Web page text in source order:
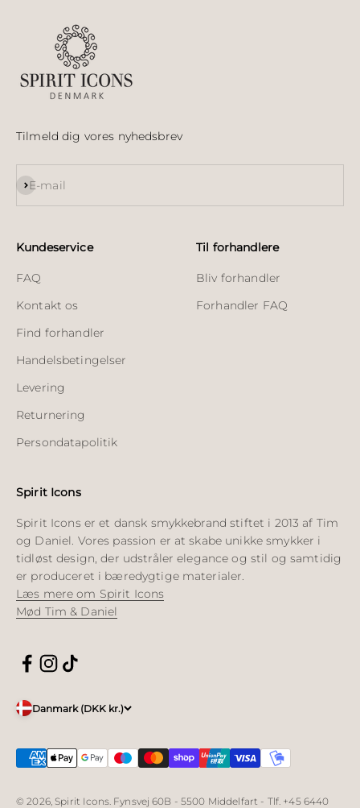
Tilmeld dig vores nyhedsbrev
E-mail
Abonnér
Kundeservice
FAQ
Kontakt os
Find forhandler
Handelsbetingelser
Levering
Returnering
Persondatapolitik
Til forhandlere
Bliv forhandler
Forhandler FAQ
Spirit Icons
Spirit Icons er et dansk smykkebrand stiftet i 2013 af Tim
og Daniel. Vores passion er at skabe unikke smykker i
tidløst design, der udstråler elegance og stil og samtidig
er produceret i bæredygtige materialer.
Læs mere om Spirit Icons
Mød Tim & Daniel
Danmark (DKK kr.)
© 2026, Spirit Icons. Fynsvej 60B - 5500 Middelfart - Tlf. +45 6440